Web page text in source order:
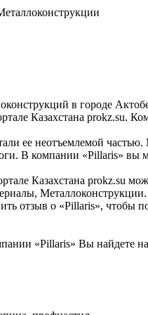
в городе
Казахстана prokz.su.
ее неотъемлемой
В компании «Pillaris» вы
Казахстана prokz.su
отзыв о «Pillaris»,
«Pillaris» Вы найдете